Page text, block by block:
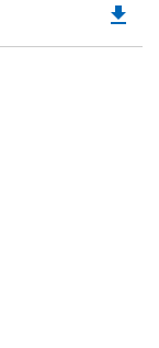
file_download